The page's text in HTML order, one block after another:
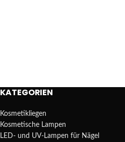
KATEGORIEN
Kosmetikliegen
Kosmetische Lampen
LED- und UV-Lampen für Nägel